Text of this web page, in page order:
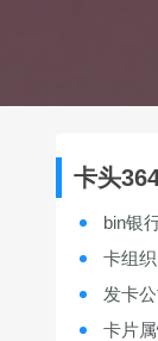
卡头
bin银
卡组
发卡
卡片